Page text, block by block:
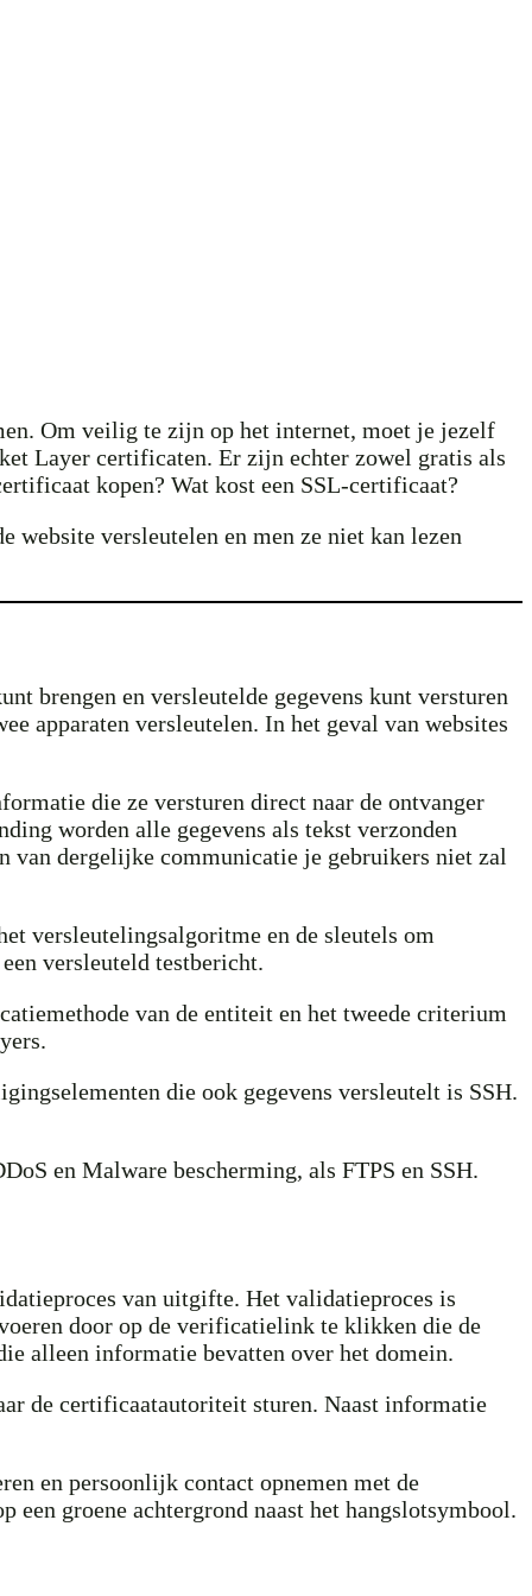
Om veilig te zijn op het internet, moet je jezelf
Layer certificaten. Er zijn echter zowel gratis als
kopen? Wat kost een SSL-certificaat?
website versleutelen en men ze niet kan lezen
brengen en versleutelde gegevens kunt versturen
apparaten versleutelen. In het geval van websites
die ze versturen direct naar de ontvanger
worden alle gegevens als tekst verzonden
van dergelijke communicatie je gebruikers niet zal
versleutelingsalgoritme en de sleutels om
versleuteld testbericht.
van de entiteit en het tweede criterium
die ook gegevens versleutelt is SSH.
en Malware bescherming, als FTPS en SSH.
van uitgifte. Het validatieproces is
door op de verificatielink te klikken die de
alleen informatie bevatten over het domein.
de certificaatautoriteit sturen. Naast informatie
en persoonlijk contact opnemen met de
groene achtergrond naast het hangslotsymbool.